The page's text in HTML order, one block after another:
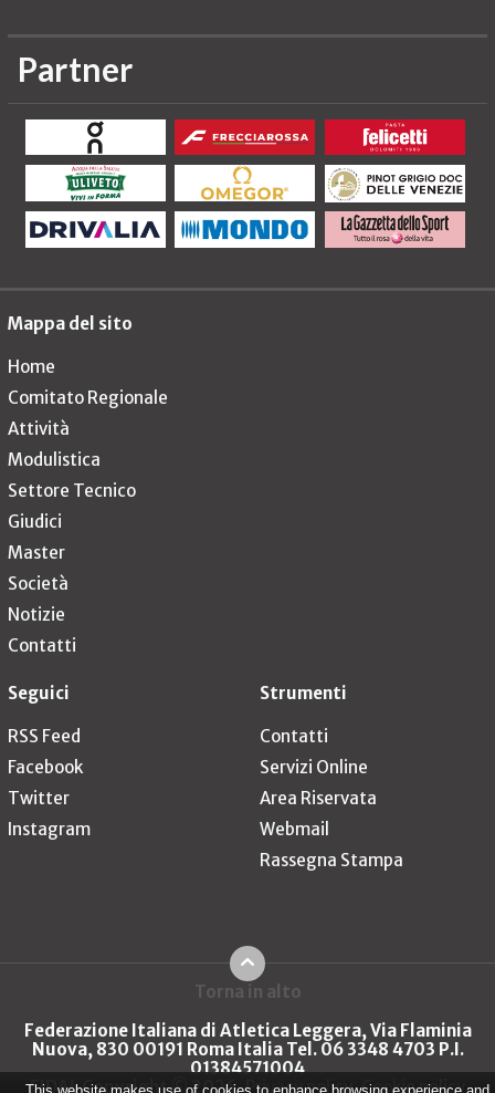
Partner
Mappa del sito
Home
Comitato Regionale
Attività
Modulistica
Settore Tecnico
Giudici
Master
Società
Notizie
Contatti
Seguici
RSS Feed
Facebook
Twitter
Instagram
Strumenti
Contatti
Servizi Online
Area Riservata
Webmail
Rassegna Stampa
Torna in alto
Federazione Italiana di Atletica Leggera, Via Flaminia
Nuova, 830 00191 Roma Italia Tel. 06 3348 4703 P.I.
01384571004
FIDAL Copyright © 2026 Privacy policy Cookie policy